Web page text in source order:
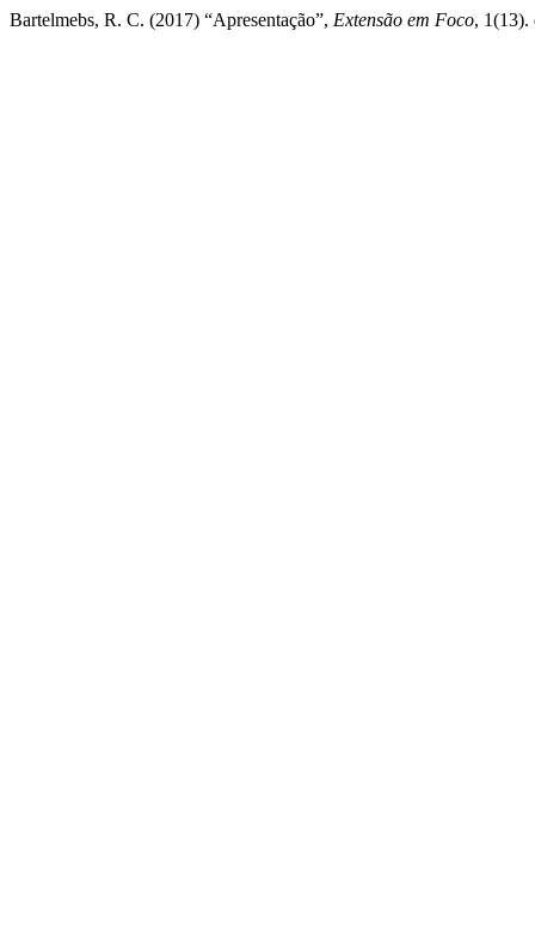
Bartelmebs, R. C. (2017) “Apresentação”, Extensão em Foco, 1(13).